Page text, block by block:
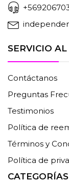
SERVICIO
Contáctanos
Preguntas
Testimonios
Política de
Términos y
Política de